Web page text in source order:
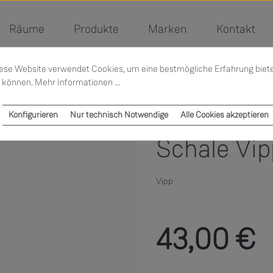
Räume Produkte Marken Kontakt
Schale
Vipp
43,00 €
Website verwendet Cookies, um eine bestmögliche Erfahrung
können. Mehr Informationen ...
Nur technisch Notwendige
Konfigurieren Alle Cookies akzeptieren